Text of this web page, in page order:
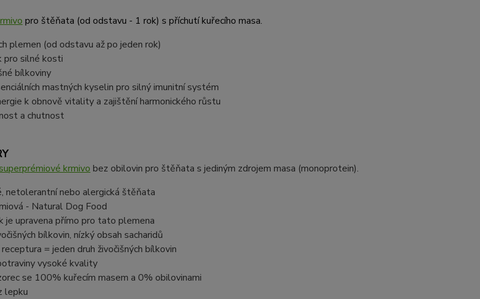
pro štěňata (od odstavu - 1 rok) s příchutí kuřecího masa.
plemen (od odstavu až po jeden rok)
pro silné kosti
bílkoviny
mastných kyselin pro silný imunitní systém
k obnově vitality a zajištění harmonického růstu
a chutnost
krmivo bez obilovin pro štěňata s jediným zdrojem masa (monoprotein).
netolerantní nebo alergická štěňata
- Natural Dog Food
je upravena přímo pro tato plemena
bílkovin, nízký obsah sacharidů
= jeden druh živočišných bílkovin
vysoké kvality
se 100% kuřecím masem a 0% obilovinami
lepku